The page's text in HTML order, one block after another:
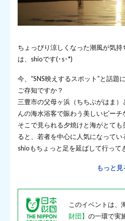
ちょっぴり涼しくなった潮風が気
は、shioです(･s･*)
今、“SNS映えするスポット”と話題
ご存知ですか？
三豊市の父母ヶ浜（ちちぶがはま
んの海水浴客で賑わう美しいビー
そこで見られる夕焼けと海がとて
ると、若者を中心に人気になってい
shioもちょっと足を延ばして行って
もっと見
このイベントは、
財団】 の一環で実